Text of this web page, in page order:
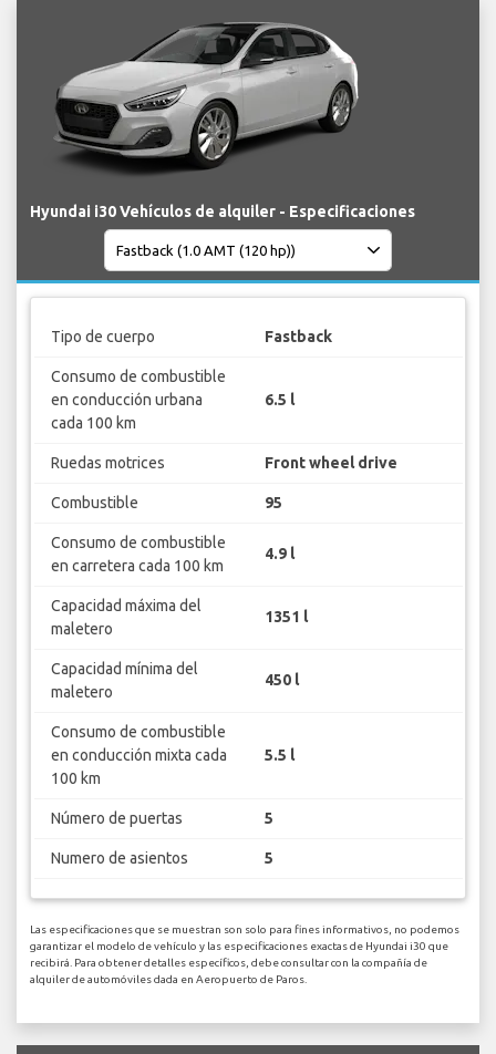
Hyundai i30 Vehículos de alquiler - Especificaciones
Tipo de cuerpo Fastback
Consumo de combustible
en conducción urbana
cada 100 km
6.5 l
Ruedas motrices Front wheel drive
Combustible 95
Consumo de combustible
en carretera cada 100 km
4.9 l
Capacidad máxima del
maletero
1351 l
Capacidad mínima del
maletero
450 l
Consumo de combustible
en conducción mixta cada
100 km
5.5 l
Número de puertas 5
Numero de asientos 5
Las especificaciones que se muestran son solo para fines informativos, no podemos
garantizar el modelo de vehículo y las especificaciones exactas de Hyundai i30 que
recibirá. Para obtener detalles específicos, debe consultar con la compañía de
alquiler de automóviles dada en Aeropuerto de Paros.